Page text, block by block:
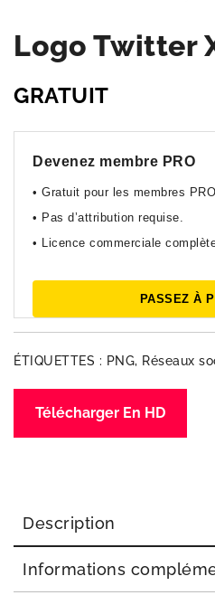
Logo Twitter
GRATUIT
Devenez membre PRO
• Gratuit pour les membres
• Pas d’attribution requise.
• Licence commerciale
PASSEZ À
ÉTIQUETTES : PNG, Réseaux
Télécharger En HD
Description
Informations